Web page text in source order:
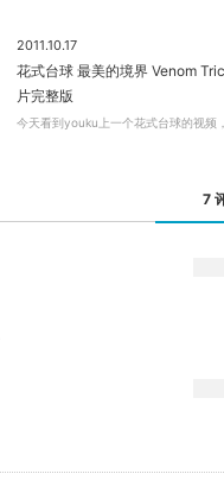
2011.10.17
花式台球 最美的境界 Venom
片完整版
今天看到youku上一个花式台球的视频
7